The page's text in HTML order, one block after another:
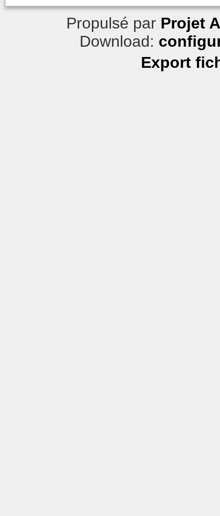
Propulsé par Projet
Download:
Export